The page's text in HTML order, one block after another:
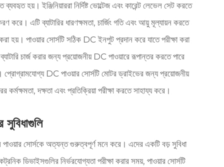
হয়। ইঞ্জিনিয়াররা নির্দিষ্ট ভোল্টেজ এবং কারেন্ট লেভেল সেট করতে
করে। এটি ব্যাটারির ধারণক্ষমতা, চার্জিং গতি এবং আয়ু মূল্যায়ন করতে
হয়। পাওয়ার সোর্সটি সঠিক DC ইনপুট প্রদান করে যাতে পরীক্ষা করা
চার্জ করার জন্য প্রয়োজনীয় DC পাওয়ারে রূপান্তর করতে পারে
DC পাওয়ার সোর্সটি মোটর ড্রাইভের জন্য প্রয়োজনীয়
কর্মক্ষমতা, দক্ষতা এবং প্রতিক্রিয়া পরীক্ষা করতে সাহায্য করে।
সুবিধাগুলি
পাওয়ার সোর্সকে অত্যন্ত গুরুত্বপূর্ণ মনে করে। এদের একটি বড় সুবিধা
ডিভাইসগুলির নির্ভরযোগ্যতা পরীক্ষা করার সময়, পাওয়ার সোর্সটি